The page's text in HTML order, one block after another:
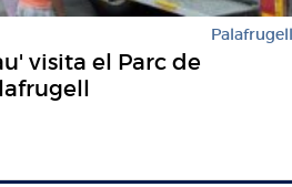
Palafrugell
visita el Parc de